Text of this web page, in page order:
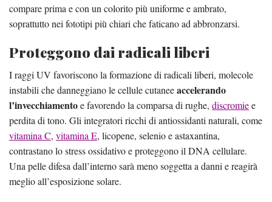
compare prima e con un colorito più uniforme e ambrato,
soprattutto nei fototipi più chiari che faticano ad abbronzarsi.
Proteggono dai radicali liberi
I raggi UV favoriscono la formazione di radicali liberi, molecole
instabili che danneggiano le cellule cutaneeaccelerando
l’invecchiamentoe favorendo la comparsa di rughe, discromiee
perdita di tono. Gli integratori ricchi di antiossidanti naturali, come
vitamina C, vitamina E, licopene, selenio e astaxantina,
contrastano lo stress ossidativo e proteggono il DNA cellulare.
Una pelle difesa dall’interno sarà meno soggetta a danni e reagirà
meglio all’esposizione solare.